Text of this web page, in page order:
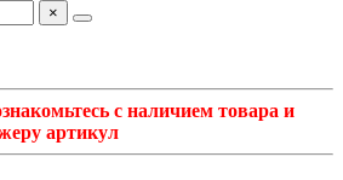
×
с наличием товара и
артикул